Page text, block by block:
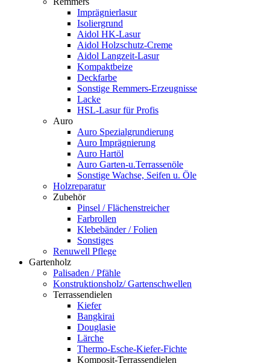
Imprägnierlasur
Isoliergrund
Aidol HK-Lasur
Aidol Holzschutz-Creme
Aidol Langzeit-Lasur
Kompaktbeize
Deckfarbe
Sonstige Remmers-Erzeugnisse
Lacke
HSL-Lasur für Profis
Auro
Auro Spezialgrundierung
Auro Imprägnierung
Auro Hartöl
Auro Garten-u.Terrassenöle
Sonstige Wachse, Seifen u. Öle
Holzreparatur
Zubehör
Pinsel / Flächenstreicher
Farbrollen
Klebebänder / Folien
Sonstiges
Renuwell Pflege
Gartenholz
Palisaden / Pfähle
Konstruktionsholz/ Gartenschwellen
Terrassendielen
Kiefer
Bangkirai
Douglasie
Lärche
Thermo-Esche-Kiefer-Fichte
Komposit-Terrassendielen